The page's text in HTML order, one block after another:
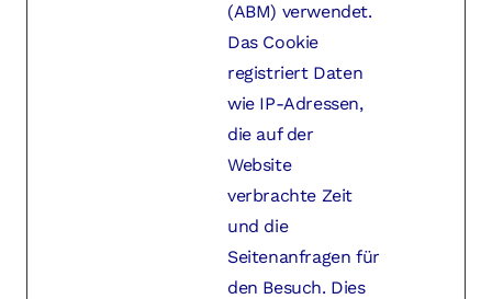
(ABM) verwendet.
Das Cookie
registriert Daten
wie IP-Adressen,
die auf der
Website
verbrachte Zeit
und die
Seitenanfragen für
den Besuch. Dies